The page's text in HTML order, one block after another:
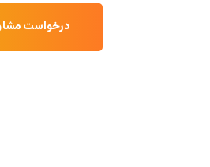
درخواست